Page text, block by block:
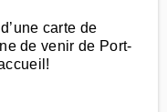
carte de
de venir de Port-